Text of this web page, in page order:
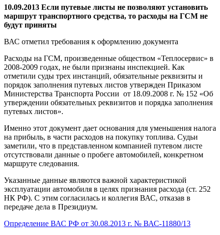
10.09.2013 Если путевые листы не позволяют установить
маршрут транспортного средства, то расходы на ГСМ не
будут приняты
ВАС отметил требования к оформлению документа
Расходы на ГСМ, произведенные обществом «Теплосервис» в
2008-2009 годах, не были признаны инспекцией. Как
отметили суды трех инстанций, обязательные реквизиты и
порядок заполнения путевых листов утвержден Приказом
Министерства Транспорта России от 18.09.2008 г. № 152 «Об
утверждении обязательных реквизитов и порядка заполнения
путевых листов».
Именно этот документ дает основания для уменьшения налога
на прибыль, в части расходов на покупку топлива. Судьи
заметили, что в представленном компанией путевом листе
отсутствовали данные о пробеге автомобилей, конкретном
маршруте следования.
Указанные данные являются важной характеристикой
эксплуатации автомобиля в целях признания расхода (ст. 252
НК РФ). С этим согласилась и коллегия ВАС, отказав в
передаче дела в Президиум.
Определение ВАС РФ от 30.08.2013 г. № ВАС-11880/13